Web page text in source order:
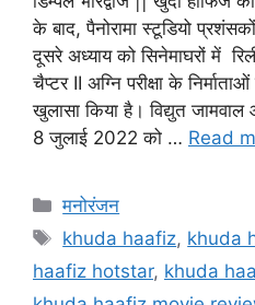
के बाद, पैनोरामा स्टूडियो
दूसरे अध्याय को सिनेमाघरों में
चैप्टर II अग्नि परीक्षा के
खुलासा किया है। विद्युत
8 जुलाई 2022 को … Read
मनोरंजन
khuda haafiz, khuda
haafiz hotstar, khuda